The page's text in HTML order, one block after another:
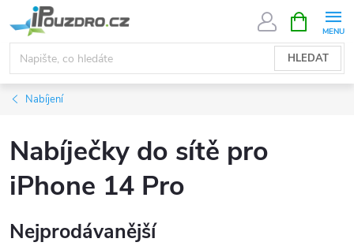
na
obsah
HLEDAT
NÁKUPNÍ
KOŠÍK
Nabíjení
Nabíječky do sítě pro
iPhone 14 Pro
Nejprodávanější